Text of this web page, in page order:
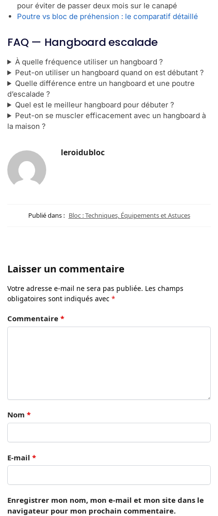
pour éviter de passer deux mois sur le canapé
Poutre vs bloc de préhension : le comparatif détaillé
FAQ — Hangboard escalade
À quelle fréquence utiliser un hangboard ?
Peut-on utiliser un hangboard quand on est débutant ?
Quelle différence entre un hangboard et une poutre
d’escalade ?
Quel est le meilleur hangboard pour débuter ?
Peut-on se muscler efficacement avec un hangboard à
la maison ?
leroidubloc
Publié dans : Bloc : Techniques, Équipements et Astuces
Laisser un commentaire
Votre adresse e-mail ne sera pas publiée. Les champs
obligatoires sont indiqués avec *
Commentaire *
Nom *
E-mail *
Enregistrer mon nom, mon e-mail et mon site dans le
navigateur pour mon prochain commentaire.